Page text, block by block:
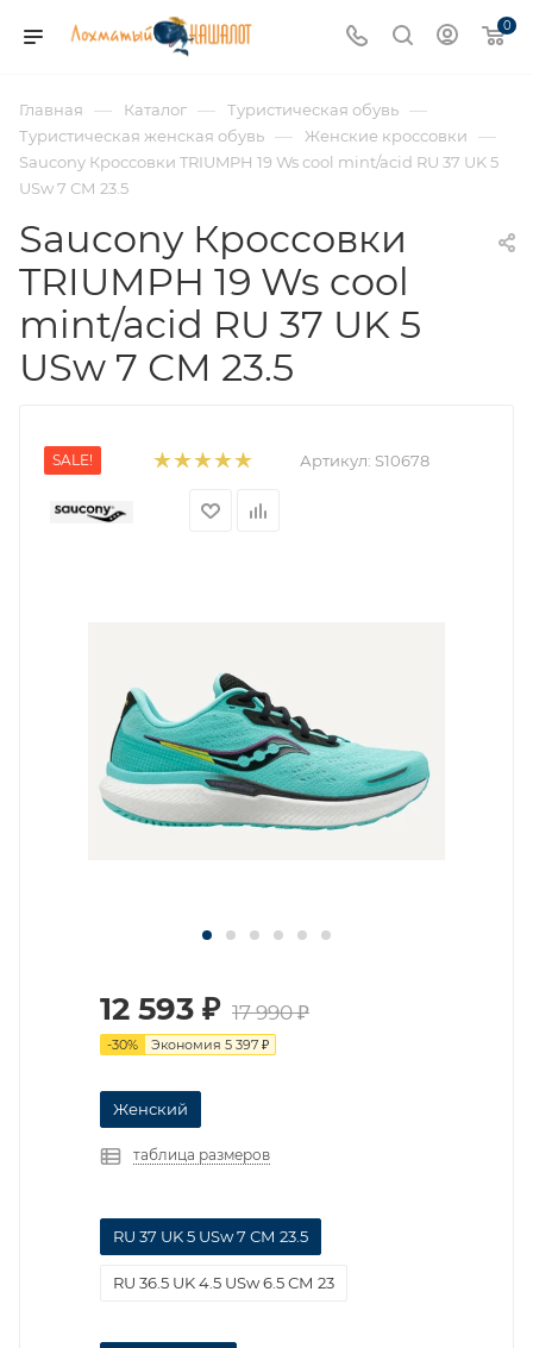
0
Главная — Каталог — Туристическая обувь —
Туристическая женская обувь — Женские кроссовки —
Saucony Кроссовки TRIUMPH 19 Ws cool mint/acid RU 37 UK 5
USw 7 СМ 23.5
Saucony Кроссовки
TRIUMPH 19 Ws cool
mint/acid RU 37 UK 5
USw 7 СМ 23.5
SALE! Артикул: S10678
12 593 ₽ 17 990₽
-30% Экономия 5 397 ₽
Женский
таблица размеров
RU 37 UK 5 USw 7 СМ 23.5
RU 36.5 UK 4.5 USw 6.5 СМ 23